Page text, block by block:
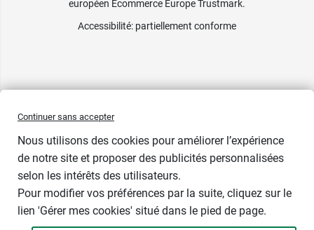
européen Ecommerce Europe Trustmark.
Accessibilité: partiellement conforme
Continuer sans accepter
Nous utilisons des cookies pour améliorer l’expérience
de notre site et proposer des publicités personnalisées
selon les intérêts des utilisateurs.
Pour modifier vos préférences par la suite, cliquez sur le
lien 'Gérer mes cookies' situé dans le pied de page.